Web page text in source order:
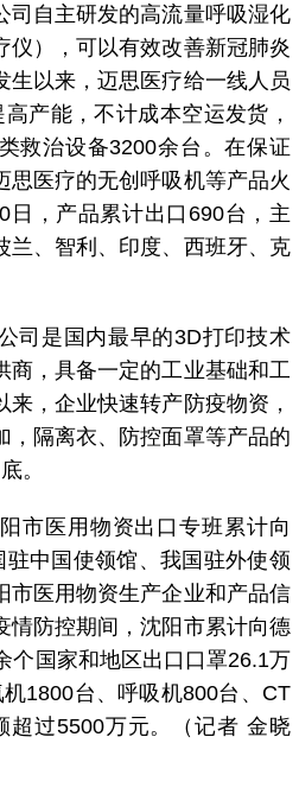
自主研发的高流量呼吸湿化
仪），可以有效改善新冠肺炎
生以来，迈思医疗给一线人员
产能，不计成本空运发货，
救治设备3200余台。在保证
思医疗的无创呼吸机等产品火
日，产品累计出口690台，主
兰、智利、印度、西班牙、克
是国内最早的3D打印技术
商，具备一定的工业基础和工
，企业快速转产防疫物资，
，隔离衣、防控面罩等产品的
。
医用物资出口专班累计向
中国使领馆、我国驻外使领
市医用物资生产企业和产品信
情防控期间，沈阳市累计向德
个国家和地区出口口罩26.1万
1800台、呼吸机800台、CT
超过5500万元。（记者 金晓